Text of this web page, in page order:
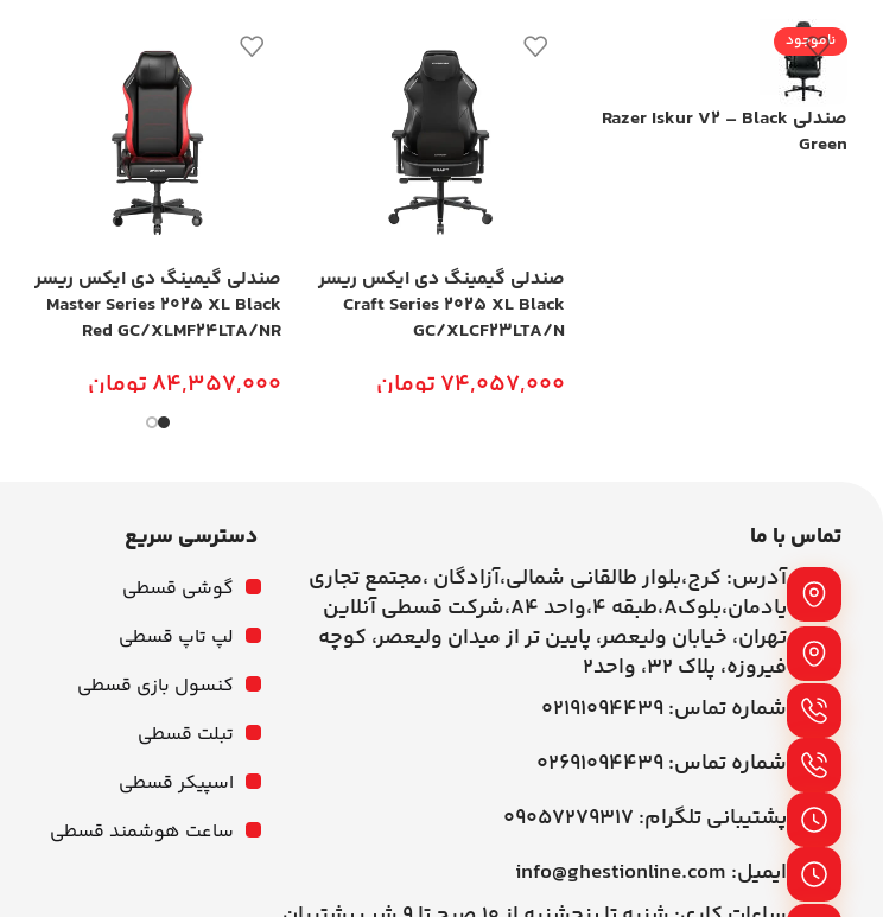
ناموجود
صندلی Razer Iskur V2 – Black
Green
صندلی گیمینگ دی ایکس ریسر
Craft Series 2025 XL Black
GC/XLCF23LTA/N
74,057,000تومان
صندلی گیمینگ دی ایکس ریسر
Master Series 2025 XL Black
Red GC/XLMF24LTA/NR
84,357,000تومان
تماس با ما
آدرس: کرج،بلوار طالقانی شمالی،آزادگان ،مجتمع تجاری
یادمان،بلوکA،طبقه ۴،واحد A4،شرکت قسطی آنلاین
تهران، خیابان ولیعصر، پایین تر از میدان ولیعصر، کوچه
فیروزه، پلاک 32، واحد2
شماره تماس: ۰۲۱۹۱۰۹۴۴۳۹
شماره تماس: ۰۲۶۹۱۰۹۴۴۳۹
پشتیبانی تلگرام: ۰۹۰۵۷۲۷۹۳۱۷
ایمیل: info@ghestionline.com
دسترسی سریع
گوشی قسطی
لپ تاپ قسطی
کنسول بازی قسطی
تبلت قسطی
اسپیکر قسطی
ساعت هوشمند قسطی